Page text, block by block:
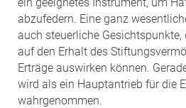
abzufedern. Eine ganz
auch steuerliche
auf den Erhalt des
Erträge auswirken können.
wird als ein Hauptantrieb für die
wahrgenommen.